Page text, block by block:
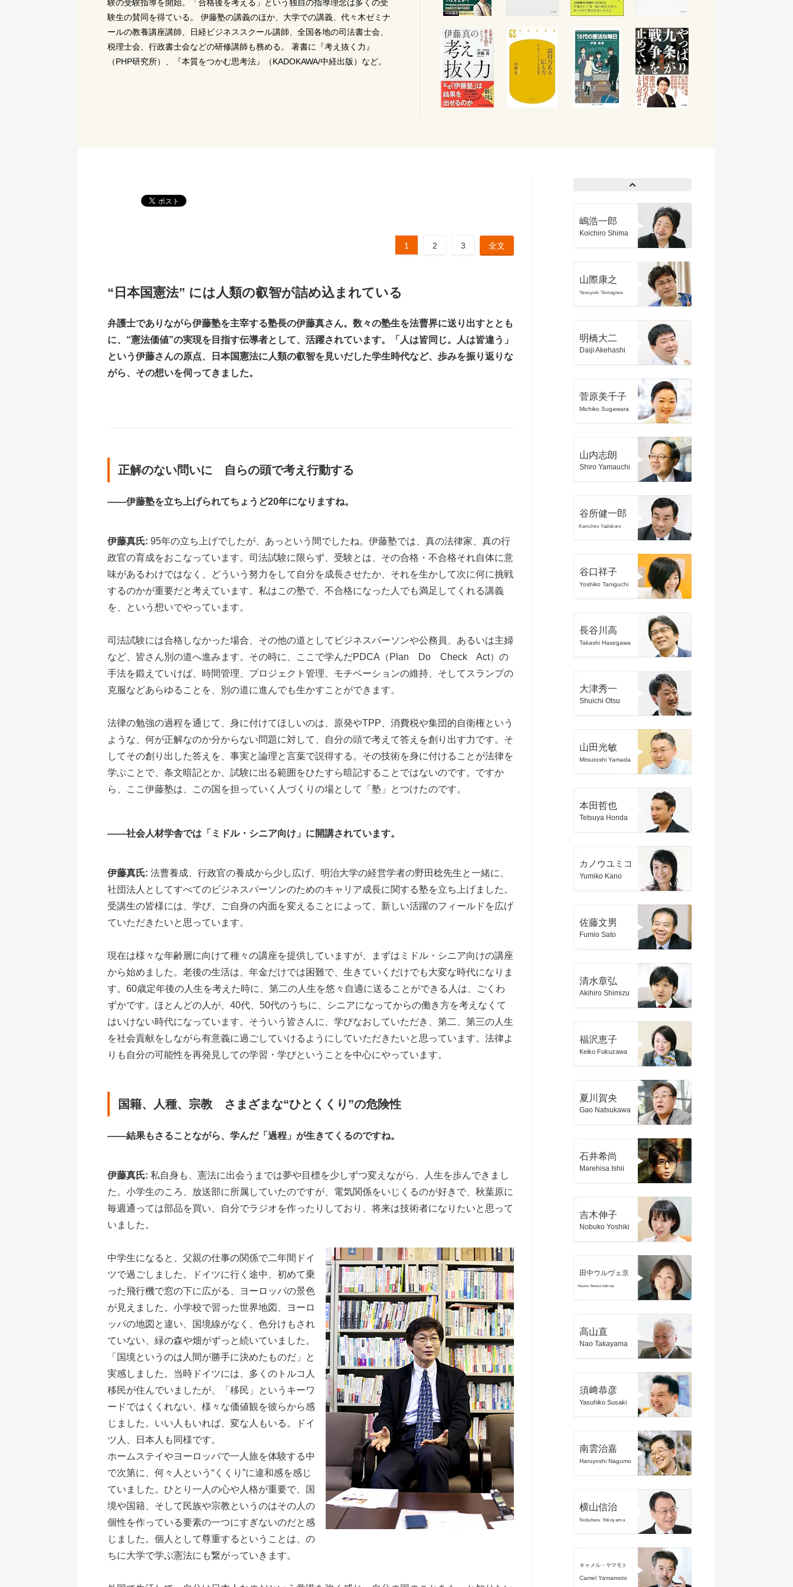
験の受験指導を開始。「合格後を考える」という独自の指導理念は多くの受
験生の賛同を得ている。 伊藤塾の講義のほか、大学での講義、代々木ゼミナ
ールの教養講座講師、日経ビジネススクール講師、全国各地の司法書士会、
税理士会、行政書士会などの研修講師も務める。 著書に『考え抜く力』
（PHP研究所）、『本質をつかむ思考法』（KADOKAWA/中経出版）など。
1 2 3 全文
“日本国憲法” には人類の叡智が詰め込まれている
弁護士でありながら伊藤塾を主宰する塾長の伊藤真さん。数々の塾生を法曹界に送り出すととも
に、“憲法価値”の実現を目指す伝導者として、活躍されています。「人は皆同じ。人は皆違う」
という伊藤さんの原点、日本国憲法に人類の叡智を見いだした学生時代など、歩みを振り返りな
がら、その想いを伺ってきました。
正解のない問いに 自らの頭で考え行動する
――伊藤塾を立ち上げられてちょうど20年になりますね。
伊藤真氏: 95年の立ち上げでしたが、あっという間でしたね。伊藤塾では、真の法律家、真の行
政官の育成をおこなっています。司法試験に限らず、受験とは、その合格・不合格それ自体に意
味があるわけではなく、どういう努力をして自分を成長させたか、それを生かして次に何に挑戦
するのかが重要だと考えています。私はこの塾で、不合格になった人でも満足してくれる講義
を、という想いでやっています。
司法試験には合格しなかった場合、その他の道としてビジネスパーソンや公務員、あるいは主婦
など、皆さん別の道へ進みます。その時に、ここで学んだPDCA（Plan Do Check Act）の
手法を鍛えていけば、時間管理、プロジェクト管理、モチベーションの維持、そしてスランプの
克服などあらゆることを、別の道に進んでも生かすことができます。
法律の勉強の過程を通じて、身に付けてほしいのは、原発やTPP、消費税や集団的自衛権という
ような、何が正解なのか分からない問題に対して、自分の頭で考えて答えを創り出す力です。そ
してその創り出した答えを、事実と論理と言葉で説得する。その技術を身に付けることが法律を
学ぶことで、条文暗記とか、試験に出る範囲をひたすら暗記することではないのです。ですか
ら、ここ伊藤塾は、この国を担っていく人づくりの場として「塾」とつけたのです。
――社会人材学舎では「ミドル・シニア向け」に開講されています。
伊藤真氏: 法曹養成、行政官の養成から少し広げ、明治大学の経営学者の野田稔先生と一緒に、
社団法人としてすべてのビジネスパーソンのためのキャリア成長に関する塾を立ち上げました。
受講生の皆様には、学び、ご自身の内面を変えることによって、新しい活躍のフィールドを広げ
ていただきたいと思っています。
現在は様々な年齢層に向けて種々の講座を提供していますが、まずはミドル・シニア向けの講座
から始めました。老後の生活は、年金だけでは困難で、生きていくだけでも大変な時代になりま
す。60歳定年後の人生を考えた時に、第二の人生を悠々自適に送ることができる人は、ごくわ
ずかです。ほとんどの人が、40代、50代のうちに、シニアになってからの働き方を考えなくて
はいけない時代になっています。そういう皆さんに、学びなおしていただき、第二、第三の人生
を社会貢献をしながら有意義に過ごしていけるようにしていただきたいと思っています。法律よ
りも自分の可能性を再発見しての学習・学びということを中心にやっています。
国籍、人種、宗教 さまざまな“ひとくくり”の危険性
――結果もさることながら、学んだ「過程」が生きてくるのですね。
伊藤真氏: 私自身も、憲法に出会うまでは夢や目標を少しずつ変えながら、人生を歩んできまし
た。小学生のころ、放送部に所属していたのですが、電気関係をいじくるのが好きで、秋葉原に
毎週通っては部品を買い、自分でラジオを作ったりしており、将来は技術者になりたいと思って
いました。
中学生になると、父親の仕事の関係で二年間ドイ
ツで過ごしました。ドイツに行く途中、初めて乗
った飛行機で窓の下に広がる、ヨーロッパの景色
が見えました。小学校で習った世界地図、ヨーロ
ッパの地図と違い、国境線がなく、色分けもされ
ていない、緑の森や畑がずっと続いていました。
「国境というのは人間が勝手に決めたものだ」と
実感しました。当時ドイツには、多くのトルコ人
移民が住んでいましたが、「移民」というキーワ
ードではくくれない、様々な価値観を彼らから感
じました。いい人もいれば、変な人もいる。ドイ
ツ人、日本人も同様です。
ホームステイやヨーロッパで一人旅を体験する中
で次第に、何々人という“くくり”に違和感を感じ
ていました。ひとり一人の心や人格が重要で、国
境や国籍、そして民族や宗教というのはその人の
個性を作っている要素の一つにすぎないのだと感
じました。個人として尊重するということは、の
ちに大学で学ぶ憲法にも繋がっていきます。
嶋浩一郎
Koichiro Shima
山際康之
Yasuyuki Yamagiwa
明橋大二
Daiji Akehashi
菅原美千子
Michiko Sugawara
山内志朗
Shiro Yamauchi
谷所健一郎
Kenichiro Yadokoro
谷口祥子
Yoshiko Taniguchi
長谷川高
Takashi Hasegawa
大津秀一
Shuichi Otsu
山田光敏
Mitsutoshi Yamada
本田哲也
Tetsuya Honda
カノウユミコ
Yumiko Kano
佐藤文男
Fumio Sato
清水章弘
Akihiro Shimizu
福沢恵子
Keiko Fukuzawa
夏川賀央
Gao Natsukawa
石井希尚
Marehisa Ishii
吉木伸子
Nobuko Yoshiki
田中ウルヴェ京
Miyako Tanaka-Oulevey
高山直
Nao Takayama
須﨑恭彦
Yasuhiko Susaki
南雲治嘉
Haruyoshi Nagumo
横山信治
Nobuharu Yokoyama
キャメル・ヤマモト
Camel Yamamoto